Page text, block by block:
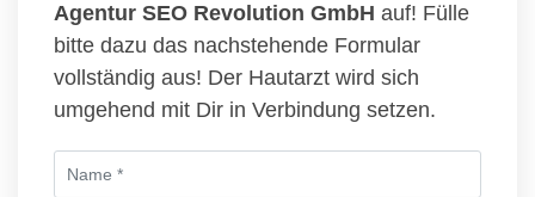
Agentur SEO Revolution GmbH auf! Fülle
bitte dazu das nachstehende Formular
vollständig aus! Der Hautarzt wird sich
umgehend mit Dir in Verbindung setzen.